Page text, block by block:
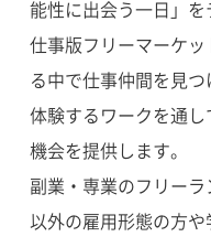
能性に出会う一日」
仕事版フリーマーケッ
る中で仕事仲間を見
体験するワークを通
機会を提供します。
副業・専業のフリー
以外の雇用形態の方